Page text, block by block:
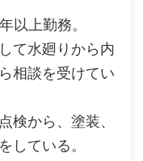
以上勤務。
て水廻りから内
相談を受けてい
検から、塗装、
している。